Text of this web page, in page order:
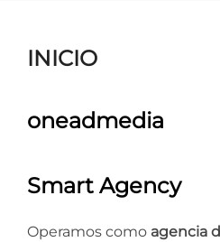
INICIO
oneadmedia
Smart Agency
Operamos como agencia